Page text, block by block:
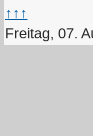
↑↑↑
Freitag, 07.